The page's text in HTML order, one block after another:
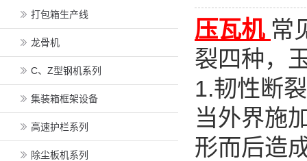
压瓦机 常
裂四种，
1.韧性断
当外界施
形而后造
打包箱生产线
龙骨机
C、Z型钢机系列
集装箱框架设备
高速护栏系列
除尘板机系列